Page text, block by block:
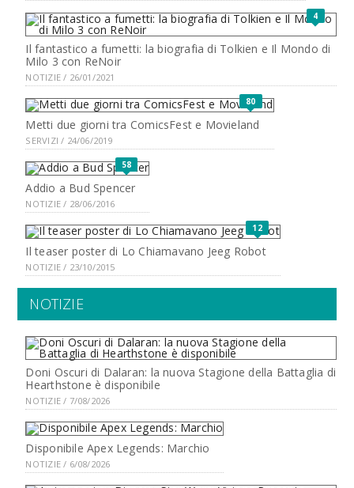
4
Il fantastico a fumetti: la biografia di Tolkien e Il Mondo di
Milo 3 con ReNoir
NOTIZIE / 26/01/2021
80
Metti due giorni tra ComicsFest e Movieland
SERVIZI / 24/06/2019
58
Addio a Bud Spencer
NOTIZIE / 28/06/2016
12
Il teaser poster di Lo Chiamavano Jeeg Robot
NOTIZIE / 23/10/2015
NOTIZIE
Doni Oscuri di Dalaran: la nuova Stagione della Battaglia di
Hearthstone è disponibile
NOTIZIE / 7/08/2026
Disponibile Apex Legends: Marchio
NOTIZIE / 6/08/2026